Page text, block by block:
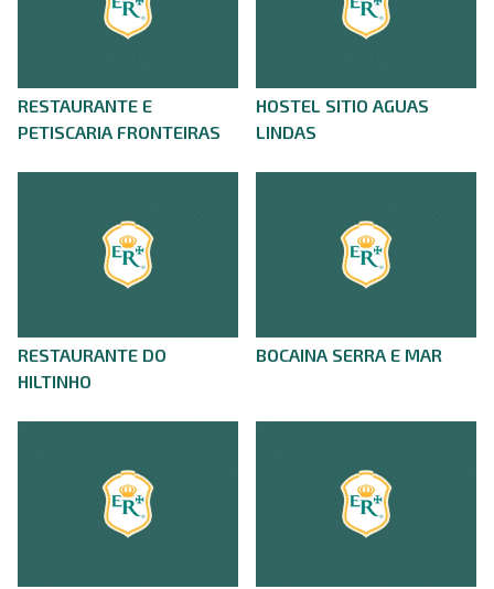
RESTAURANTE E
PETISCARIA FRONTEIRAS
HOSTEL SITIO AGUAS
LINDAS
RESTAURANTE DO
HILTINHO
BOCAINA SERRA E MAR